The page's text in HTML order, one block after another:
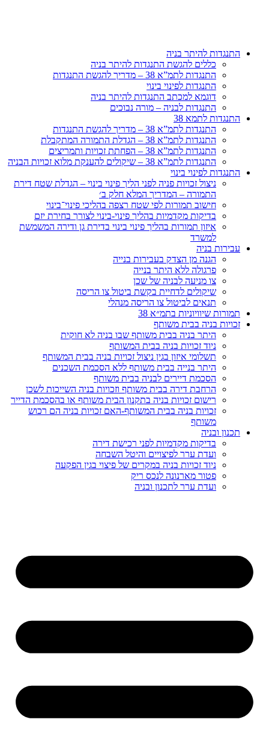
התנגדות להיתר בניה
כללים להגשת התנגדות להיתר בניה
התנגדות לתמ”א 38 – מדריך להגשת התנגדות
התנגדות לפינוי בינוי
דוגמא למכתב התנגדות להיתר בניה
התנגדות לבניה – מורה נבוכים
התנגדות לתמא 38
התנגדות לתמ”א 38 – מדריך להגשת התנגדות
התנגדות לתמ”א 38 – הגדלת התמורה המתקבלת
התנגדות לתמ”א 38 – הפחתת זכויות ותמריצים
התנגדות לתמ”א 38 – שיקולים להענקת מלוא זכויות הבניה
התנגדות לפינוי בינוי
ניצול זכויות פניה לפני הליך פינוי בינוי – הגדלת שטח דירת
התמורה – המדריך המלא חלק ב׳
חישוב תמורות לפי שטח רצפה בהליכי פינוי־בינוי
בדיקות מקדמיות בהליך פינוי-בינוי לצורך בחירת יזם
איזון תמורות בהליך פינוי בינוי בדירת גן ודירה המשמשת
למשרד
עבירות בניה
הגנה מן הצדק בעבירות בנייה
פרגולה ללא היתר בנייה
צו מניעה לבניה של שכן
שיקולים לדחיית בקשת ביטול צו הריסה
תנאים לביטול צו הריסה מנהלי
תמורות שיוויוניות בתמ״א 38
זכויות בניה בבית משותף
היתר בניה בבית משותף שבו בניה לא חוקית
ניוד זכויות בניה בבית המשותף
תשלומי איזון בגין ניצול זכויות בניה בבית המשותף
היתר בנייה בבית משותף ללא הסכמת השכנים
הסכמת דיירים לבניה בבית משותף
הרחבת דירה בבית משותף וזכויות בניה השייכות לשכן
רישום זכויות בניה בתקנון הבית משותף או בהסכמת הדייר
זכויות בניה בבית המשותף-האם זכויות בניה הם רכוש
משותף
תכנון ובניה
בדיקות מקדמיות לפני רכישת דירה
ועדת ערר לפיצויים והיטל השבחה
ניוד זכויות בניה במקרים של פיצוי בגין הפקעה
פטור מארנונה לנכס ריק
ועדת ערר לתכנון ובניה